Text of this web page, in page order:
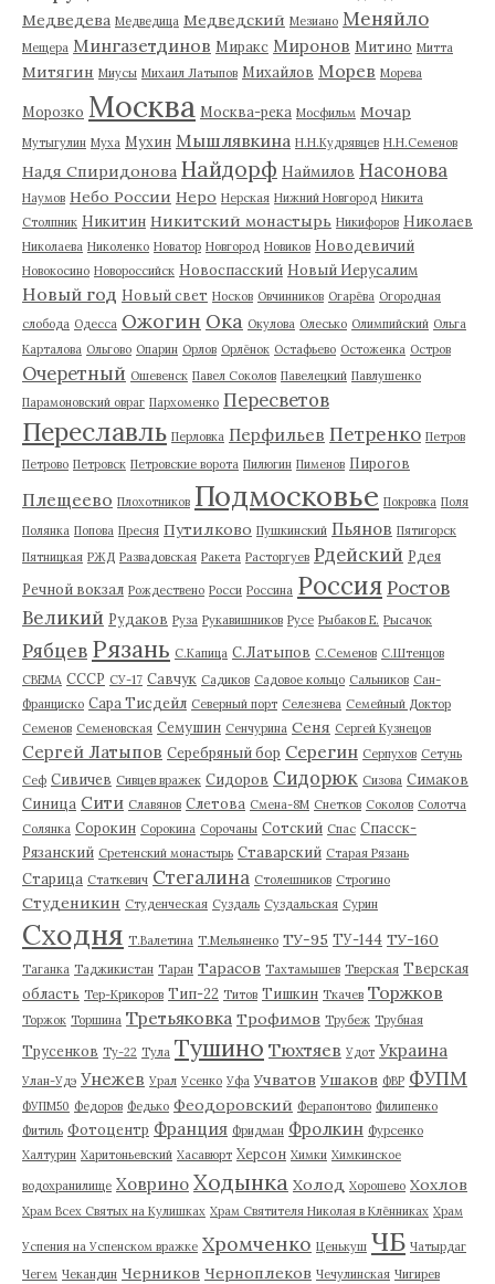
Медведева Медведица Медведский Мезиано Меняйло
Мещера Мингазетдинов Миракс Миронов Митино Митта
Митягин Миусы Михаил Латыпов Михайлов Морев Морева
Морозко Москва Москва-река Мосфильм Мочар
Мутыгулин Муха Мухин Мышлявкина Н.Н.Кудрявцев Н.Н.Семенов
Надя Спиридонова Найдорф Наймилов Насонова
Наумов Небо России Неро Нерская Нижний Новгород Никита
Столпник Никитин Никитский монастырь Никифоров Николаев
Николаева Николенко Новатор Новгород Новиков Новодевичий
Новокосино Новороссийск Новоспасский Новый Иерусалим
Новый год Новый свет Носков Овчинников Огарёва Огородная
слобода Одесса Ожогин Ока Окулова Олесько Олимпийский Ольга
Карталова Ольгово Опарин Орлов Орлёнок Остафьево Остоженка Остров
Очеретный Ошевенск Павел Соколов Павелецкий Павлушенко
Парамоновский овраг Пархоменко Пересветов
Переславль Перловка Перфильев Петренко Петров
Петрово Петровск Петровские ворота Пилюгин Пименов Пирогов
Плещеево Плохотников Подмосковье Покровка Поля
Полянка Попова Пресня Путилково Пушкинский Пьянов Пятигорск
Пятницкая РЖД Развадовская Ракета Расторгуев Рдейский Рдея
Речной вокзал Рождествено Росси Россина Россия Ростов
Великий Рудаков Руза Рукавишников Русе Рыбаков Е. Рысачок
Рябцев Рязань С.Капица С.Латыпов С.Семенов С.Штенцов
СВЕМА СССР СУ-17 Савчук Садиков Садовое кольцо Сальников Сан-
Франциско Сара Тисдейл Северный порт Селезнева Семейный Доктор
Семенов Семеновская Семушин Сенчурина Сеня Сергей Кузнецов
Сергей Латыпов Серебряный бор Серегин Серпухов Сетунь
Сеф Сивичев Сивцев вражек Сидоров Сидорюк Сизова Симаков
Синица Сити Славянов Слетова Смена-8М Снетков Соколов Солотча
Солянка Сорокин Сорокина Сорочаны Сотский Спас Спасск-
Рязанский Сретенский монастырь Ставарский Старая Рязань
Старица Статкевич Стегалина Столешников Строгино
Студеникин Студенческая Суздаль Суздальская Сурин
Сходня Т.Валетина Т.Мельяненко ТУ-95 ТУ-144 ТУ-160
Таганка Таджикистан Таран Тарасов Тахтамышев Тверская Тверская
область Тер-Крикоров Тип-22 Титов Тишкин Ткачев Торжков
Торжок Торшина Третьяковка Трофимов Трубеж Трубная
Трусенков Ту-22 Тула Тушино Тюхтяев Удот Украина
Улан-Удэ Унежев Урал Усенко Уфа Учватов Ушаков ФВР ФУПМ
ФУПМ50 Федоров Федько Феодоровский Ферапонтово Филипенко
Фитиль Фотоцентр Франция Фридман Фролкин Фурсенко
Халтурин Харитоньевский Хасавюрт Херсон Химки Химкинское
водохранилище Ховрино Ходынка Холод Хорошево Хохлов
Храм Всех Святых на Кулишках Храм Святителя Николая в Клённиках Храм
Успения на Успенском вражке Хромченко Ценькуш ЧБ Чатырдаг
Чегем Чекандин Черников Черноплеков Чечулинская Чигирев